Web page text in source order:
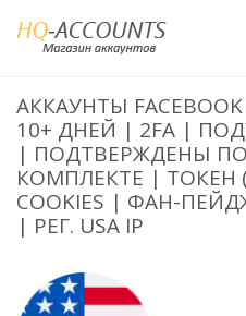
АККАУНТЫ
10+ ДНЕЙ | 2FA |
| ПОДТВЕРЖДЕНЫ
КОМПЛЕКТЕ | ТОКЕН
COOKIES | ФАН-
| РЕГ. USA IP